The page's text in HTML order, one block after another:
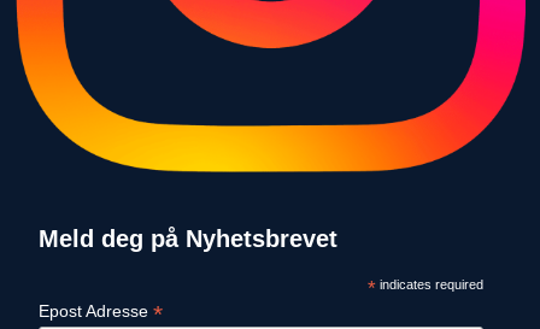
Meld deg på Nyhetsbrevet
*indicates required
Epost Adresse *